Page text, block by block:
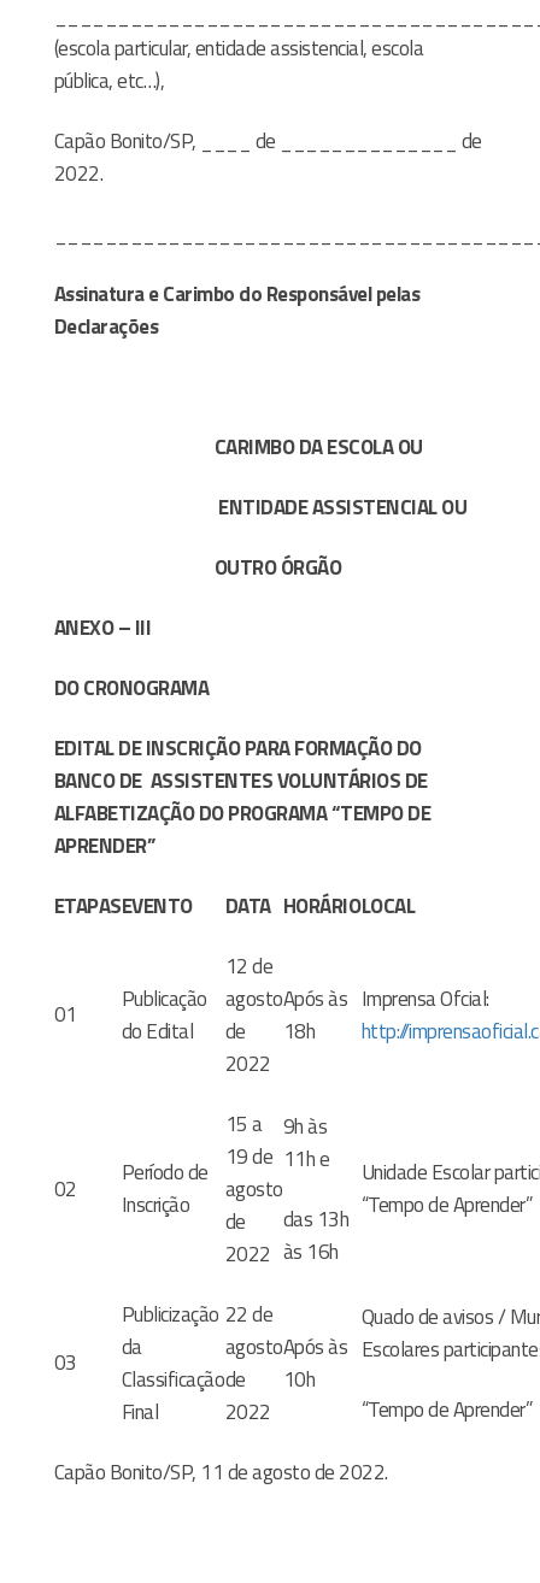
(escola particular, entidade assistencial, escola
pública, etc…),
Capão Bonito/SP, ____ de ______________ de
2022.
Assinatura e Carimbo do Responsável pelas
Declarações
CARIMBO DA ESCOLA OU
ENTIDADE ASSISTENCIAL OU
OUTRO ÓRGÃO
ANEXO – III
DO CRONOGRAMA
EDITAL DE INSCRIÇÃO PARA FORMAÇÃO DO
BANCO DE ASSISTENTES VOLUNTÁRIOS DE
ALFABETIZAÇÃO DO PROGRAMA “TEMPO DE
APRENDER”
ETAPASEVENTO DATA HORÁRIOLOCAL
01
Publicação
do Edital
12 de
agosto
de
2022
Após às
18h
Imprensa Ofcial:
http://
02
Período de
Inscrição
15 a
19 de
agosto
de
2022
9h às
11h e
das 13h
às 16h
Unidade Escolar
“Tempo de Aprender”
03
Publicização
da
Classificação
Final
22 de
agosto
de
2022
Após às
10h
Quado de avisos /
Escolares
“Tempo de Aprender”
Capão Bonito/SP, 11 de agosto de 2022.